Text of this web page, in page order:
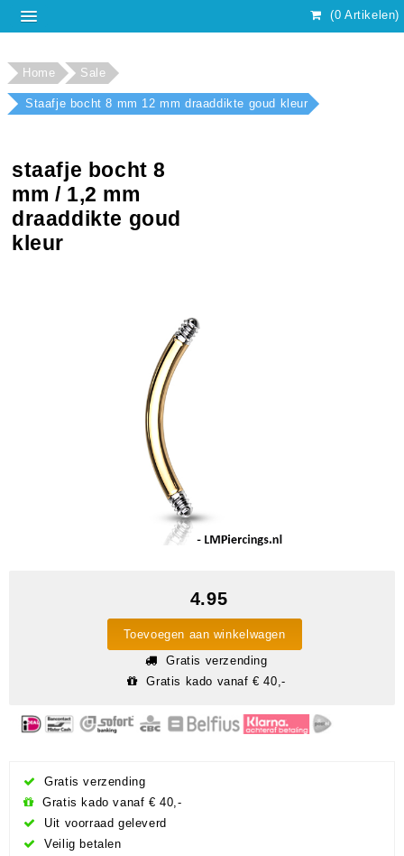
(0 Artikelen)
Home Sale
Staafje bocht 8 mm 12 mm draaddikte goud kleur
staafje bocht 8
mm / 1,2 mm
draaddikte goud
kleur
4.95
Toevoegen aan winkelwagen
Gratis verzending
Gratis kado vanaf € 40,-
Gratis verzending
Gratis kado vanaf € 40,-
Uit voorraad geleverd
Veilig betalen